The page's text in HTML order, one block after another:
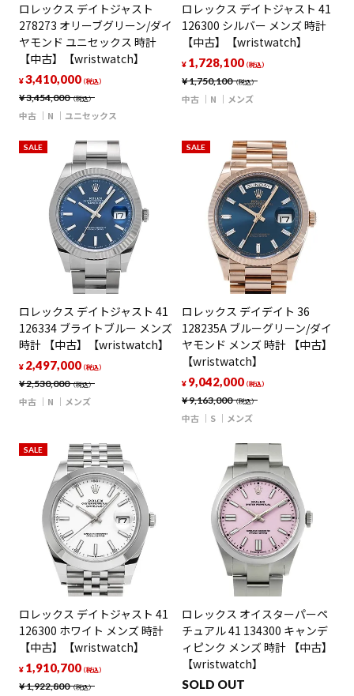
ロレックス デイトジャスト
278273 オリーブグリーン/ダイ
ヤモンド ユニセックス 時計
【中古】【wristwatch】
¥3,454,000（税込）
¥3,410,000（税込）
中古 N ユニセックス
ロレックス デイトジャスト 41
126300 シルバー メンズ 時計
【中古】【wristwatch】
¥1,750,100（税込）
¥ 1,728,100（税込）
中古 N メンズ
SALE
ロレックス デイトジャスト 41
126334 ブライトブルー メンズ
時計 【中古】【wristwatch】
¥2,530,000（税込）
¥ 2,497,000（税込）
中古 N メンズ
SALE
ロレックス デイデイト 36
128235A ブルーグリーン/ダイ
ヤモンド メンズ 時計 【中古】
【wristwatch】
¥9,163,000（税込）
¥ 9,042,000（税込）
中古 S メンズ
SALE
ロレックス デイトジャスト 41
126300 ホワイト メンズ 時計
【中古】【wristwatch】
¥1,922,800（税込）
¥ 1,910,700（税込）
ロレックス オイスターパーペ
チュアル 41 134300 キャンデ
ィピンク メンズ 時計 【中古】
【wristwatch】
SOLD OUT